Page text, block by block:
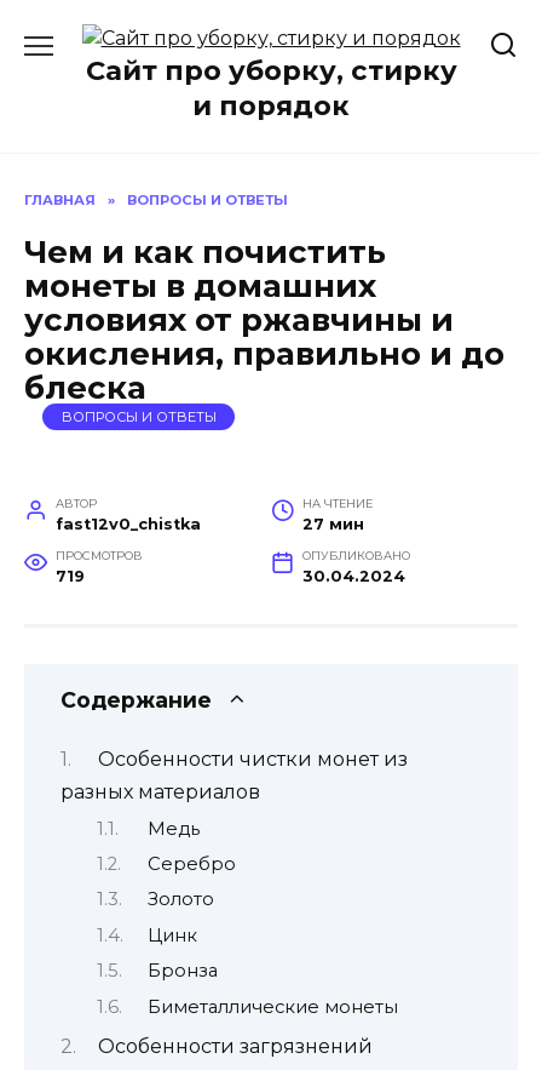
содержаниюСайт про уборку, стирку
и порядок
ГЛАВНАЯ » ВОПРОСЫ И ОТВЕТЫ
Чем и как почистить
монеты в домашних
условиях от ржавчины и
окисления, правильно и до
блеска
ВОПРОСЫ И ОТВЕТЫ
АВТОР
fast12v0_chistka
НА ЧТЕНИЕ
27 мин
ПРОСМОТРОВ
719
ОПУБЛИКОВАНО
30.04.2024
Содержание
Особенности чистки монет из
разных материалов
Медь
Серебро
Золото
Цинк
Бронза
Биметаллические монеты
Особенности загрязнений